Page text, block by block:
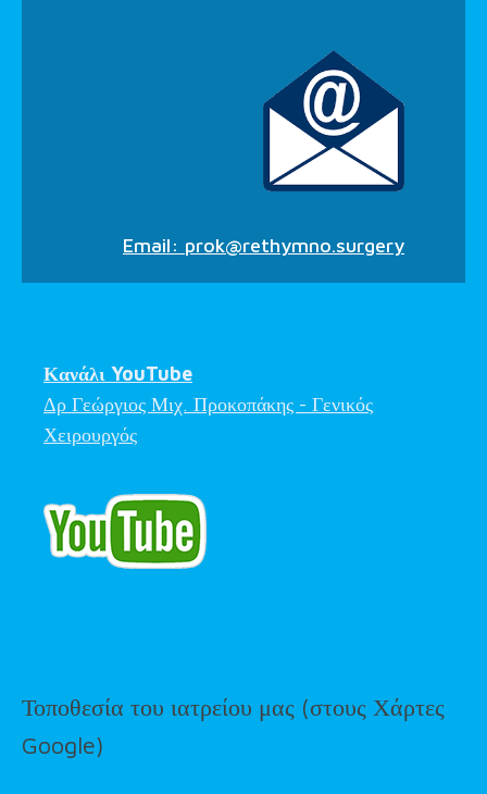
Email: prok@rethymno.surgery
Κανάλι YouTube
Δρ Γεώργιος Μιχ. Προκοπάκης - Γενικός
Χειρουργός
Τοποθεσία του ιατρείου μας (στους Χάρτες
Google)